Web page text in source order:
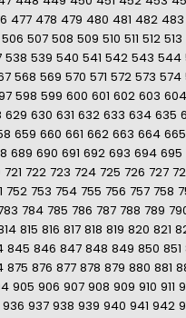
477 478 479 480 481 482 483
506 507 508 509 510 511 512 513
538 539 540 541 542 543 544
568 569 570 571 572 573 574
598 599 600 601 602 603 604
629 630 631 632 633 634 635
659 660 661 662 663 664 665
689 690 691 692 693 694 695
721 722 723 724 725 726 727
752 753 754 755 756 757 758
784 785 786 787 788 789
815 816 817 818 819 820 821
845 846 847 848 849 850 851
875 876 877 878 879 880 881
905 906 907 908 909 910 911
936 937 938 939 940 941 942